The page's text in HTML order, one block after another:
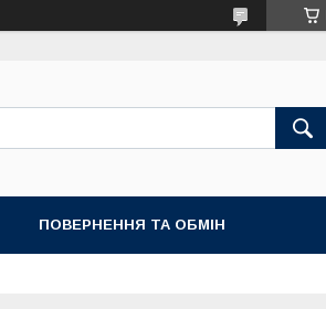
ПОВЕРНЕННЯ ТА ОБМІН